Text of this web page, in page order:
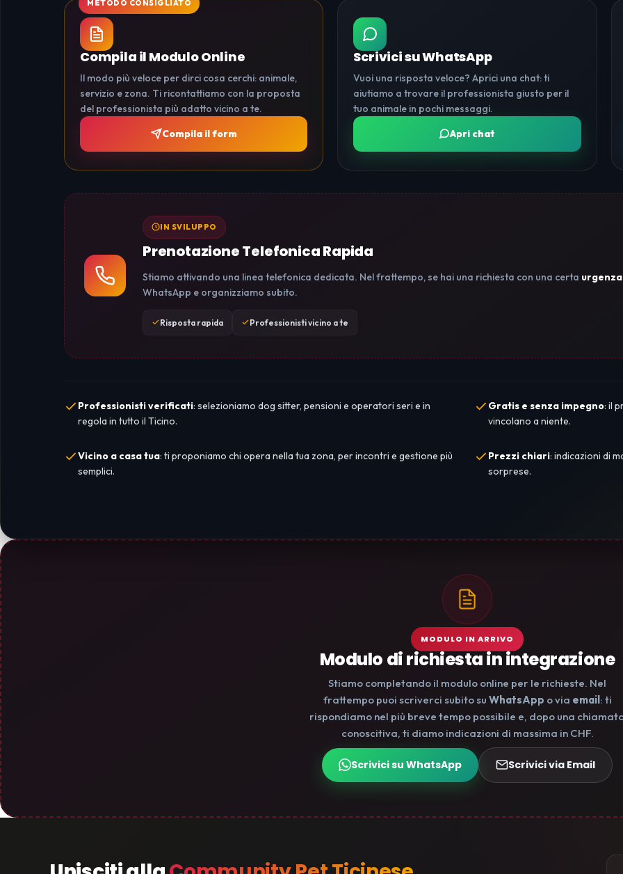
Compila il Modulo Online
Il modo più veloce per dirci cosa cerchi: animale,
servizio e zona. Ti ricontattiamo con la proposta
del professionista più adatto vicino a te.
Compila il form
Scrivici su WhatsApp
Vuoi una risposta veloce? Aprici una chat: ti
aiutiamo a trovare il professionista giusto per il
tuo animale in pochi messaggi.
Apri chat
IN SVILUPPO
Prenotazione Telefonica Rapida
Stiamo attivando una linea telefonica dedicata. Nel frattempo, se hai una richiesta con una certa urgenza
WhatsApp e organizziamo subito.
Risposta rapida Professionisti vicino a te
Professionisti verificati: selezioniamo dog sitter, pensioni e operatori seri e in
regola in tutto il Ticino.
Vicino a casa tua: ti proponiamo chi opera nella tua zona, per incontri e gestione più
semplici.
Gratis e senza impegno: il
vincolano a niente.
Prezzi chiari: indicazioni di
sorprese.
MODULO IN ARRIVO
Modulo di richiesta in integrazione
Stiamo completando il modulo online per le richieste. Nel
frattempo puoi scriverci subito su WhatsApp o via email: ti
rispondiamo nel più breve tempo possibile e, dopo una
conoscitiva, ti diamo indicazioni di massima in CHF.
Scrivici su WhatsApp Scrivici via Email